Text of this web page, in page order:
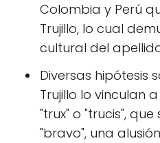
Colombia y Perú
Trujillo, lo cual
cultural del
Diversas hipótesis
Trujillo lo vinculan
"trux" o "trucis",
"bravo", una